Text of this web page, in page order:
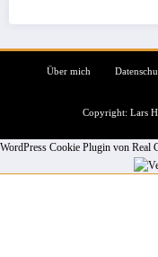
Über mich
Copyright: Lars
WordPress Cookie Plugin von Real